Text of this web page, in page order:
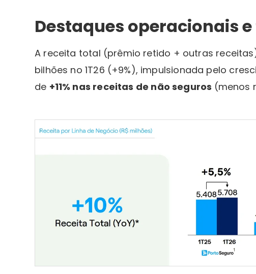
Destaques operacionais
A receita total (prêmio retido + outras
bilhões no 1T26 (+9%), impulsionada pelo
de +11% nas receitas de não seguros (menos